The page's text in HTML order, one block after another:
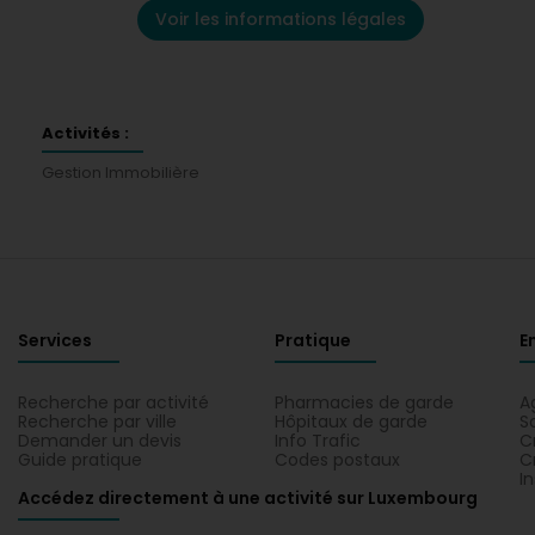
Voir les informations légales
Activités :
Gestion Immobilière
Services
Recherche par activité
Recherche par ville
Demander un devis
Guide pratique
Pratique
Pharmacies de garde
Hôpitaux de garde
Info Trafic
Codes postaux
Accédez directement à une activité sur Luxembourg